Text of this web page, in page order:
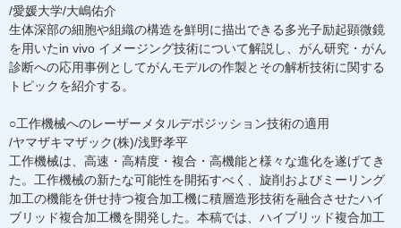
/愛媛大学/大嶋佑介
生体深部の細胞や組織の構造を鮮明に描出できる多光子励起顕微鏡
を用いたin vivo イメージング技術について解説し、がん研究・がん
診断への応用事例としてがんモデルの作製とその解析技術に関する
トピックを紹介する。
○工作機械へのレーザーメタルデポジッション技術の適用
/ヤマザキマザック(株)/浅野孝平
工作機械は、高速・高精度・複合・高機能と様々な進化を遂げてき
た。工作機械の新たな可能性を開拓すべく、旋削およびミーリング
加工の機能を併せ持つ複合加工機に積層造形技術を融合させたハイ
ブリッド複合加工機を開発した。本稿では、ハイブリッド複合加工